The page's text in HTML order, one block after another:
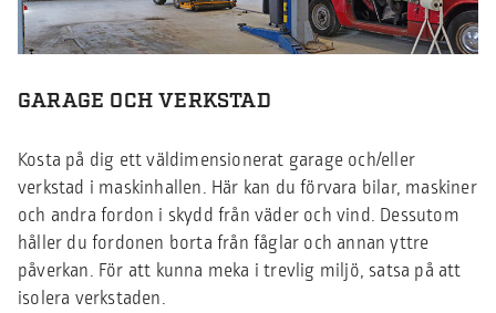
GARAGE OCH VERKSTAD
Kosta på dig ett väldimensionerat garage och/eller
verkstad i maskinhallen. Här kan du förvara bilar, maskiner
och andra fordon i skydd från väder och vind. Dessutom
håller du fordonen borta från fåglar och annan yttre
påverkan. För att kunna meka i trevlig miljö, satsa på att
isolera verkstaden.